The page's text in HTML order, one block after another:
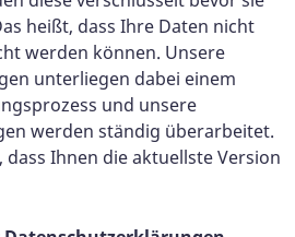
heißt, dass Ihre Daten nicht
werden können. Unsere
unterliegen dabei einem
und unsere
werden ständig überarbeitet.
dass Ihnen die aktuellste Version